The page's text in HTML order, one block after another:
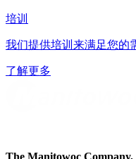
培训
我们提供培训来满足您的
了解更多